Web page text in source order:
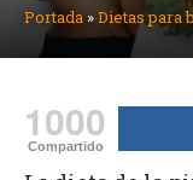
Como bajar la
Nutrición
Portada»Dietas para
1000
Compartido